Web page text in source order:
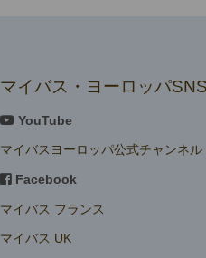
マイバス・ヨーロッパ
YouTube
マイバスヨーロッパ公式チャンネル
Facebook
マイバス フランス
マイバス UK